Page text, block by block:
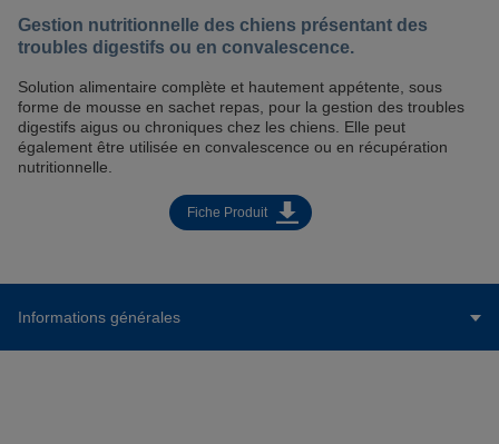
Gestion nutritionnelle des chiens présentant des
troubles digestifs ou en convalescence.
Solution alimentaire complète et hautement appétente, sous
forme de mousse en sachet repas, pour la gestion des troubles
digestifs aigus ou chroniques chez les chiens. Elle peut
également être utilisée en convalescence ou en récupération
nutritionnelle.
Fiche Produit
Informations générales